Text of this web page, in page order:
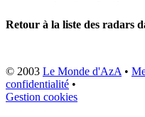
Retour à la liste des radars
© 2003 Le Monde d'AzA •
confidentialité •
Gestion cookies